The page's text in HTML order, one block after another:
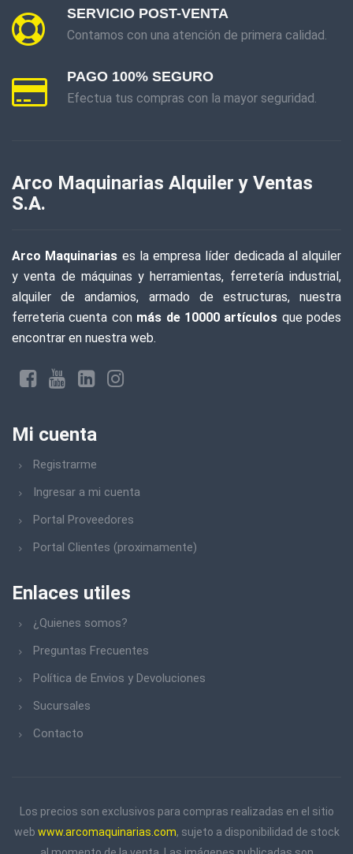
SERVICIO POST-VENTA
Contamos con una atención de primera calidad.
PAGO 100% SEGURO
Efectua tus compras con la mayor seguridad.
Arco Maquinarias Alquiler y Ventas
S.A.
Arco Maquinarias es la empresa líder dedicada al alquiler
y venta de máquinas y herramientas, ferretería industrial,
alquiler de andamios, armado de estructuras, nuestra
ferreteria cuenta con más de 10000 artículos que podes
encontrar en nuestra web.
Mi cuenta
Registrarme
Ingresar a mi cuenta
Portal Proveedores
Portal Clientes (proximamente)
Enlaces utiles
¿Quienes somos?
Preguntas Frecuentes
Política de Envios y Devoluciones
Sucursales
Contacto
Los precios son exclusivos para compras realizadas en el sitio
web www.arcomaquinarias.com, sujeto a disponibilidad de stock